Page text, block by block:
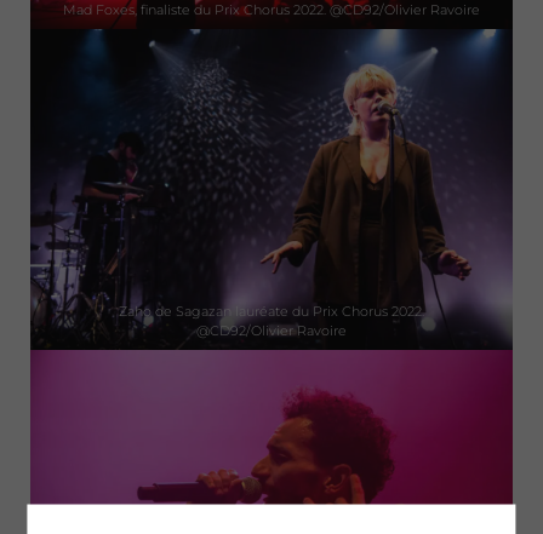
Mad Foxes, finaliste du Prix Chorus 2022. @CD92/Olivier Ravoire
Zaho de Sagazan lauréate du Prix Chorus 2022.
@CD92/Olivier Ravoire